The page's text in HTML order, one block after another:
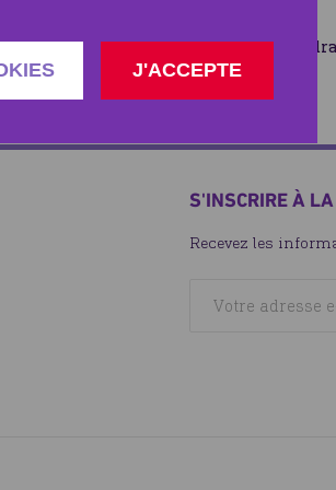
J'ACCEPTE
l'honneur de sa présence et
S'INSCRIRE À
Recevez les